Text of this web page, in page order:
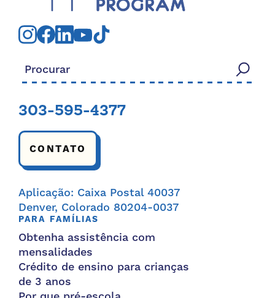
Procurar:
303-595-4377
CONTATO
Aplicação: Caixa Postal 40037
Denver, Colorado 80204-0037
PARA FAMÍLIAS
Obtenha assistência com
mensalidades
Crédito de ensino para crianças
de 3 anos